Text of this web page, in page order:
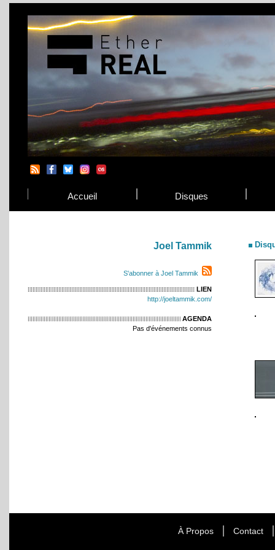
Accueil Disques
Joel Tammik
S'abonner à Joel Tammik
LIEN
http://joeltammik.com/
AGENDA
Pas d'événements connus
À Propos Contact